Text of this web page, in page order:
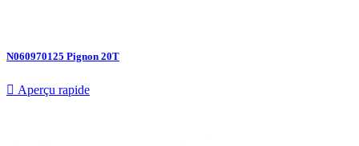
N060970125 Pignon 20T
 Aperçu rapide